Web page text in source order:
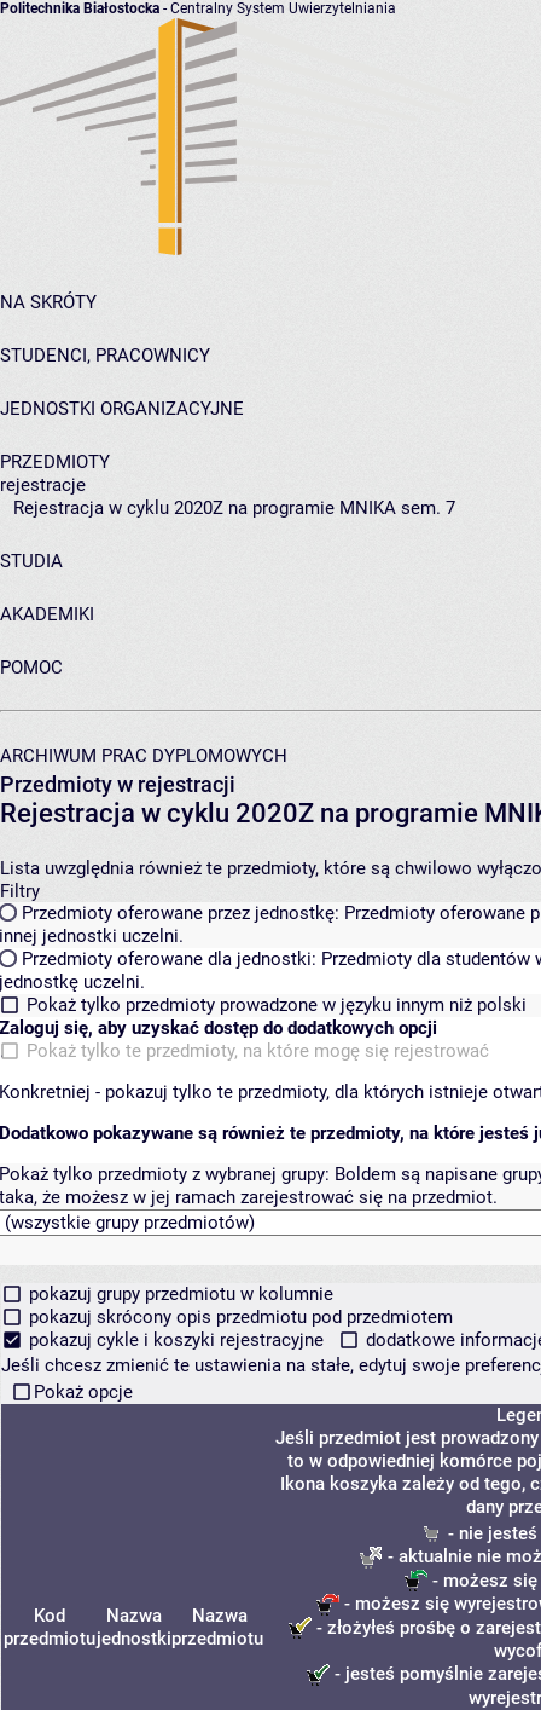
Politechnika Białostocka - Centralny System Uwierzytelniania
NA SKRÓTY
STUDENCI, PRACOWNICY
JEDNOSTKI ORGANIZACYJNE
PRZEDMIOTY
rejestracje
Rejestracja w cyklu 2020Z na programie MNIKA sem. 7
STUDIA
AKADEMIKI
POMOC
ARCHIWUM PRAC DYPLOMOWYCH
Przedmioty w rejestracji
Rejestracja w cyklu 2020Z na programie
Lista uwzględnia również te przedmioty, które są chwilowo
Filtry
Przedmioty oferowane przez jednostkę: Przedmioty oferowane
innej jednostki uczelni.
Przedmioty oferowane dla jednostki: Przedmioty dla studentów
jednostkę uczelni.
Pokaż tylko przedmioty prowadzone w języku innym niż polski
Zaloguj się, aby uzyskać dostęp do dodatkowych opcji
Pokaż tylko te przedmioty, na które mogę się rejestrować
Konkretniej - pokazuj tylko te przedmioty, dla których istnieje
Dodatkowo pokazywane są również te przedmioty, na które jesteś
Pokaż tylko przedmioty z wybranej grupy: Boldem są napisane
taka, że możesz w jej ramach zarejestrować się na przedmiot.
pokazuj grupy przedmiotu w kolumnie
pokazuj skrócony opis przedmiotu pod przedmiotem
pokazuj cykle i koszyki rejestracyjne
dodatkowe
Jeśli chcesz zmienić te ustawienia na stałe, edytuj swoje
Pokaż opcje
Kod
przedmiotu
Nazwa
jednostki
Nazwa
przedmiotu
Jeśli przedmiot jest
to w odpowiedniej komórce
Ikona koszyka zależy od tego,
dany
- nie
- aktualnie nie
- możesz się
- możesz się
- złożyłeś prośbę o
- jesteś pomyślnie